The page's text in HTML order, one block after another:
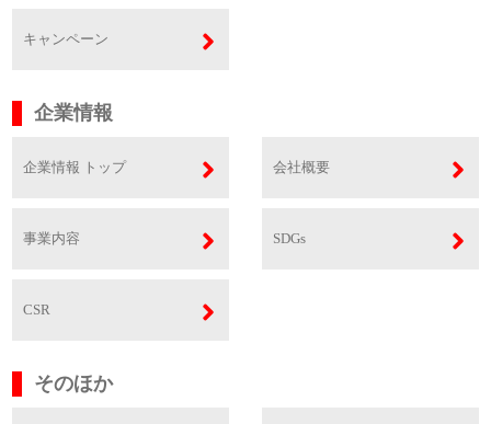
キャンペーン
企業情報
企業情報 トップ 会社概要
事業内容 SDGs
CSR
そのほか